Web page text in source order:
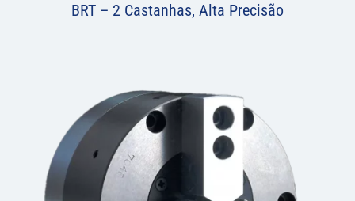
BRT – 2 Castanhas, Alta Precisão